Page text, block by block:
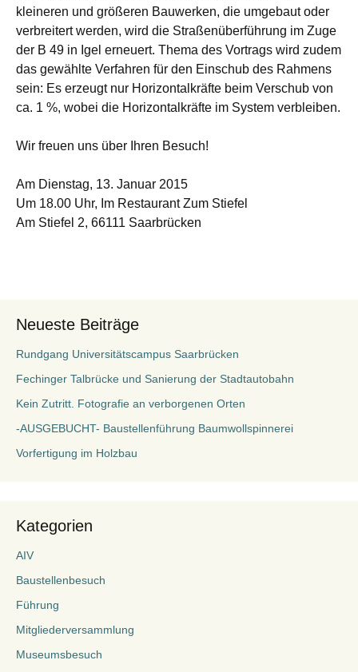
kleineren und größeren Bauwerken, die umgebaut oder
verbreitert werden, wird die Straßenüberführung im Zuge
der B 49 in Igel erneuert. Thema des Vortrags wird zudem
das gewählte Verfahren für den Einschub des Rahmens
sein: Es erzeugt nur Horizontalkräfte beim Verschub von
ca. 1 %, wobei die Horizontalkräfte im System verbleiben.
Wir freuen uns über Ihren Besuch!
Am Dienstag, 13. Januar 2015
Um 18.00 Uhr, Im Restaurant Zum Stiefel
Am Stiefel 2, 66111 Saarbrücken
Neueste Beiträge
Rundgang Universitätscampus Saarbrücken
Fechinger Talbrücke und Sanierung der Stadtautobahn
Kein Zutritt. Fotografie an verborgenen Orten
-AUSGEBUCHT- Baustellenführung Baumwollspinnerei
Vorfertigung im Holzbau
Kategorien
AIV
Baustellenbesuch
Führung
Mitgliederversammlung
Museumsbesuch